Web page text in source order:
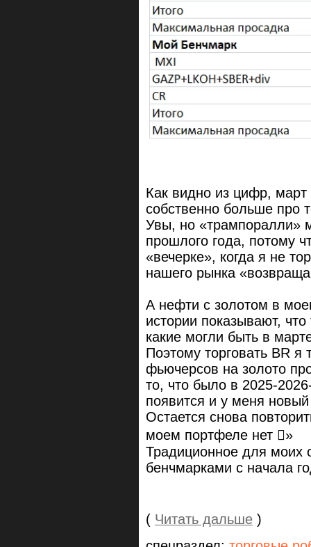
Как видно из цифр,
собственно больше про
Увы, но «трампоралли»
прошлого года, потому
«вечерке», когда я не
нашего рынка
А нефти с золотом в
истории показывают,
какие могли быть в
Поэтому торговать BR
фьючерсов на золото
то, что было в 2025-
появится и у меня
Остается снова
моем портфеле нет »
Традиционное для моих
бенчмарками с начала
( Читать дальше )